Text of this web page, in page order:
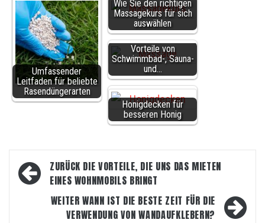
Umfassender
Leitfaden für beliebte
Rasendüngerarten
Wie Sie den richtigen
Massagekurs für sich
auswählen
Vorteile von
Schwimmbad-, Sauna-
und…
Honigdecken für
besseren Honig
Beitragsnavigation
ZURÜCK DIE VORTEILE, DIE UNS DAS MIETEN
EINES WOHNMOBILS BRINGT
WEITER WANN IST DIE BESTE ZEIT FÜR DIE
VERWENDUNG VON WANDAUFKLEBERN?